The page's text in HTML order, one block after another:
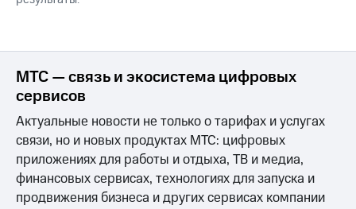
МТС — связь и экосистема цифровых
сервисов
Актуальные новости не только о тарифах и услугах
связи, но и новых продуктах МТС: цифровых
приложениях для работы и отдыха, ТВ и медиа,
финансовых сервисах, технологиях для запуска и
продвижения бизнеса и других сервисах компании